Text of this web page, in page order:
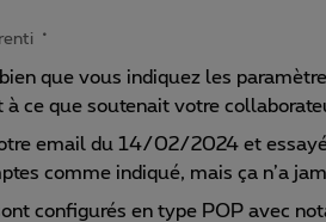
que vous indiquez les
ce que soutenait votre
email du 14/02/2024 et
comme indiqué, mais ça n’a
configurés en type POP avec